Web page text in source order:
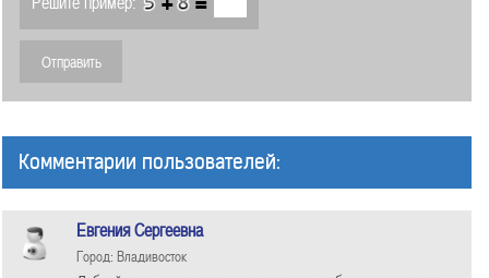
Комментарии пользователей:
Евгения Сергеевна
Город: Владивосток